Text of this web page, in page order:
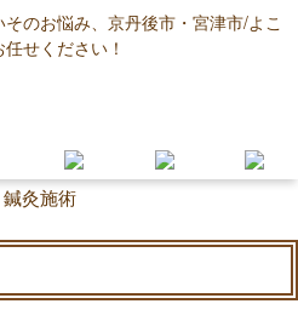
のお悩み、京丹後市・宮津市/よこ
せください！
鍼灸施術